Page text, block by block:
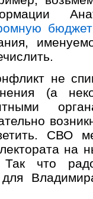
не
(а
СВО
на
Так что